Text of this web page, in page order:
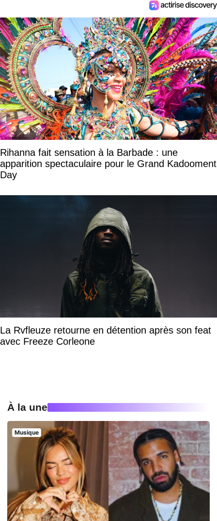
Rihanna fait sensation à la Barbade : une
apparition spectaculaire pour le Grand Kadooment
Day
La Rvfleuze retourne en détention après son feat
avec Freeze Corleone
À la une
Musique